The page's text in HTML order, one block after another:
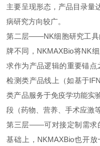
主要呈现形态，产品目录量
病研究方向较广。
第二层——NK细胞研究工具
牌不同，NKMAXBio将NK
求作为产品逻辑的重要锚
检测类产品线上（如基于
类产品服务于免疫学功能实
段（药物、营养、手术应激
第三层——可对接定制需求
基础上，NKMAXBio也开